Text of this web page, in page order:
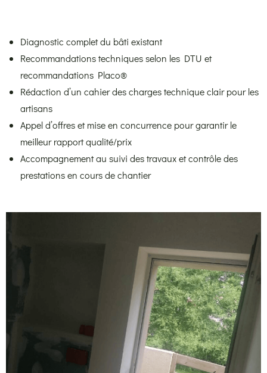
Diagnostic complet du bâti existant
Recommandations techniques selon les DTU et
recommandations Placo®
Rédaction d’un cahier des charges technique clair pour les
artisans
Appel d’offres et mise en concurrence pour garantir le
meilleur rapport qualité/prix
Accompagnement au suivi des travaux et contrôle des
prestations en cours de chantier